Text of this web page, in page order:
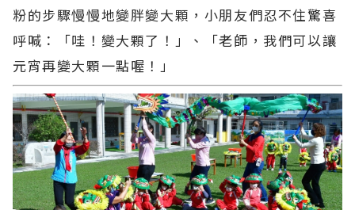
粉的步驟慢慢地變胖變大顆，小朋友們忍不住驚喜
呼喊：「哇！變大顆了！」、「老師，我們可以讓
元宵再變大顆一點喔！」